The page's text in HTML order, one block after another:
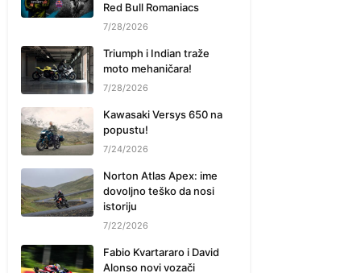
Red Bull Romaniacs
7/28/2026
Triumph i Indian traže
moto mehaničara!
7/28/2026
Kawasaki Versys 650 na
popustu!
7/24/2026
Norton Atlas Apex: ime
dovoljno teško da nosi
istoriju
7/22/2026
Fabio Kvartararo i David
Alonso novi vozači